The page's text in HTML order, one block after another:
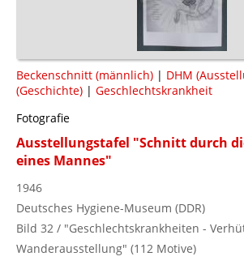
Beckenschnitt (männlich) | DHM
(Geschichte) | Geschlechtskrankheit
Fotografie
Ausstellungstafel "Schnitt durch
eines Mannes"
1946
Deutsches Hygiene-Museum (DDR)
Bild 32 / "Geschlechtskrankheiten -
Wanderausstellung" (112 Motive)